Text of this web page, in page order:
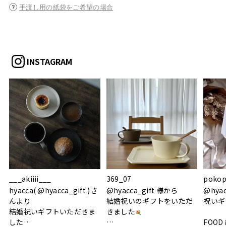
手渡し用の紙袋をご希望の場合
INSTAGRAM
___akiiii___
hyacca( @hyacca_gift )さ
んより
結婚祝いギフトいただきま
した
369_07
@hyacca_gift 様から
結婚祝いのギフトをいただ
きました
祝い
FOOD